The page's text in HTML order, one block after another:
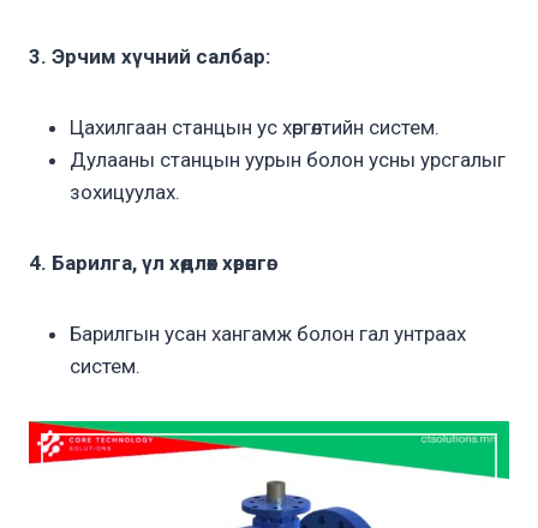
3. Эрчим хүчний салбар:
Цахилгаан станцын ус хөргөлтийн систем.
Дулааны станцын уурын болон усны урсгалыг
зохицуулах.
4. Барилга, үл хөдлөх хөрөнгө:
Барилгын усан хангамж болон гал унтраах
систем.